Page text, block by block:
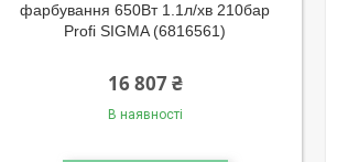
фарбування 650Вт 1.1л/хв 210бар
Profi SIGMA (6816561)
16 807 ₴
В наявності